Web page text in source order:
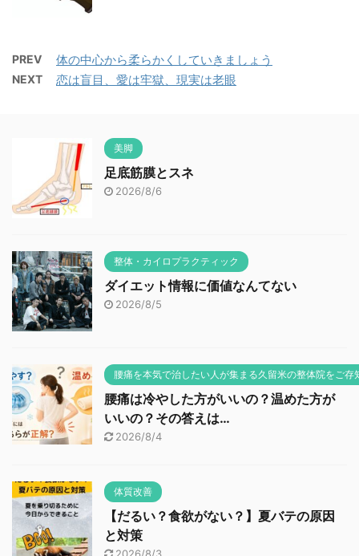
PREV 体の中心から柔らかくしていきましょう
NEXT 恋は盲目、愛は牢獄、現実は老眼
美脚
足底筋膜とスネ
2026/8/6
整体・カイロプラクティック
ダイエット情報に価値なんてない
2026/8/5
腰痛を本気で治したい人が集まる久留米の整体院をご存
腰痛は冷やした方がいいの？温めた方が
いいの？その答えは…
2026/8/4
体質改善
【だるい？食欲がない？】夏バテの原因
と対策